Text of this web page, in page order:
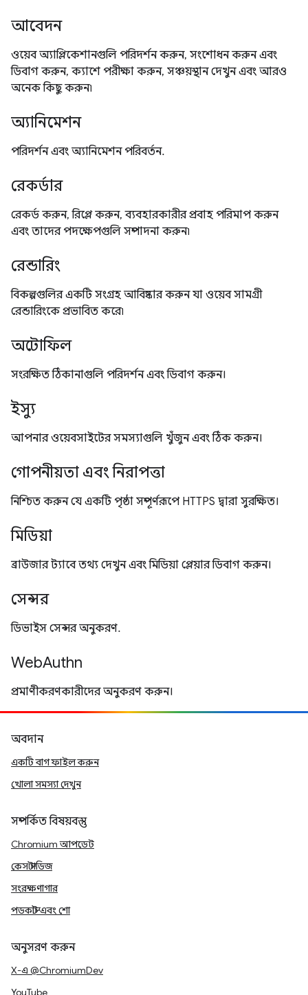
আবেদন
ওয়েব অ্যাপ্লিকেশানগুলি পরিদর্শন করুন, সংশোধন করুন এবং
ডিবাগ করুন, ক্যাশে পরীক্ষা করুন, সঞ্চয়স্থান দেখুন এবং আরও
অনেক কিছু করুন৷
অ্যানিমেশন
পরিদর্শন এবং অ্যানিমেশন পরিবর্তন.
রেকর্ডার
রেকর্ড করুন, রিপ্লে করুন, ব্যবহারকারীর প্রবাহ পরিমাপ করুন
এবং তাদের পদক্ষেপগুলি সম্পাদনা করুন৷
রেন্ডারিং
বিকল্পগুলির একটি সংগ্রহ আবিষ্কার করুন যা ওয়েব সামগ্রী
রেন্ডারিংকে প্রভাবিত করে৷
অটোফিল
সংরক্ষিত ঠিকানাগুলি পরিদর্শন এবং ডিবাগ করুন।
ইস্যু
আপনার ওয়েবসাইটের সমস্যাগুলি খুঁজুন এবং ঠিক করুন।
গোপনীয়তা এবং নিরাপত্তা
নিশ্চিত করুন যে একটি পৃষ্ঠা সম্পূর্ণরূপে HTTPS দ্বারা সুরক্ষিত।
মিডিয়া
ব্রাউজার ট্যাবে তথ্য দেখুন এবং মিডিয়া প্লেয়ার ডিবাগ করুন।
সেন্সর
ডিভাইস সেন্সর অনুকরণ.
WebAuthn
প্রমাণীকরণকারীদের অনুকরণ করুন।
অবদান
একটি বাগ ফাইল করুন
খোলা সমস্যা দেখুন
সম্পর্কিত বিষয়বস্তু
Chromium আপডেট
কেস স্টাডিজ
সংরক্ষণাগার
পডকাস্ট এবং শো
অনুসরণ করুন
X-এ @ChromiumDev
YouTube